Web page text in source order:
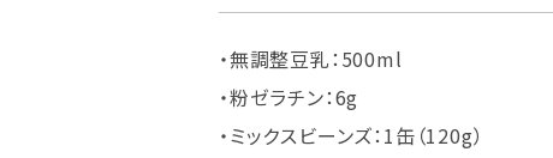
・無調整豆乳：500ml
・粉ゼラチン：6g
・ミックスビーンズ：1缶（120g）